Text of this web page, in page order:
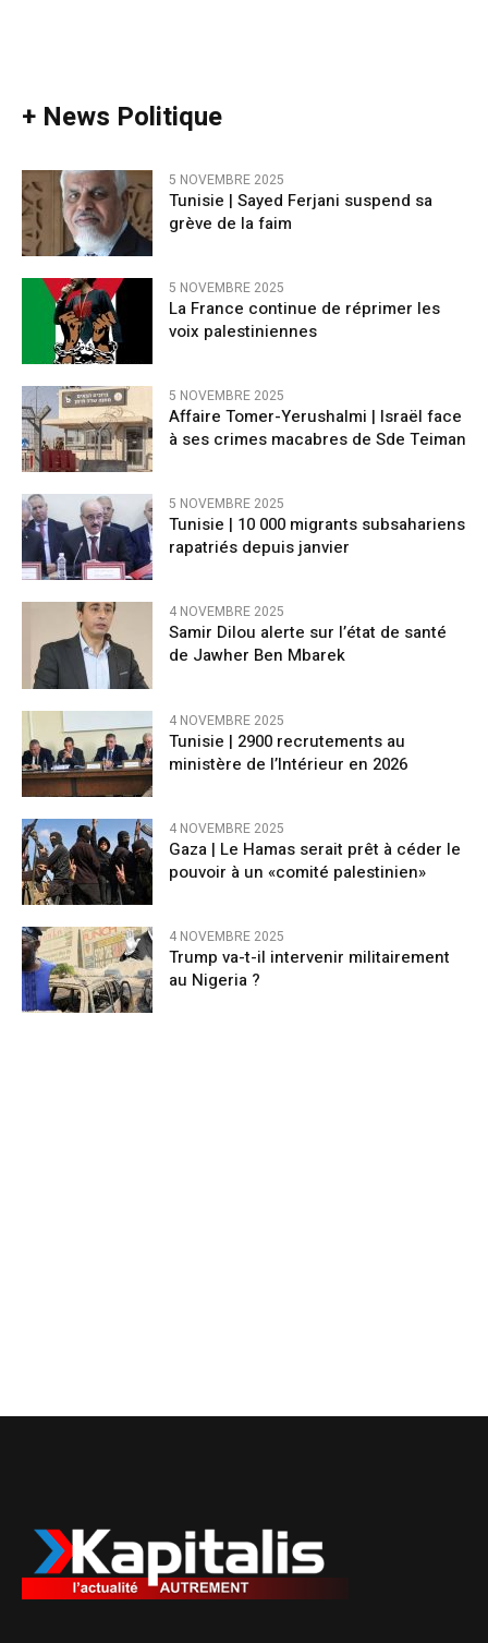
+ News Politique
5 NOVEMBRE 2025
Tunisie | Sayed Ferjani suspend sa
grève de la faim
5 NOVEMBRE 2025
La France continue de réprimer les
voix palestiniennes
5 NOVEMBRE 2025
Affaire Tomer-Yerushalmi | Israël face
à ses crimes macabres de Sde Teiman
5 NOVEMBRE 2025
Tunisie | 10 000 migrants subsahariens
rapatriés depuis janvier
4 NOVEMBRE 2025
Samir Dilou alerte sur l’état de santé
de Jawher Ben Mbarek
4 NOVEMBRE 2025
Tunisie | 2900 recrutements au
ministère de l’Intérieur en 2026
4 NOVEMBRE 2025
Gaza | Le Hamas serait prêt à céder le
pouvoir à un «comité palestinien»
4 NOVEMBRE 2025
Trump va-t-il intervenir militairement
au Nigeria ?